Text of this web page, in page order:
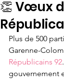
👏 Vœux
Plus de 500
Garenne-
Républicains 92
gouvernement